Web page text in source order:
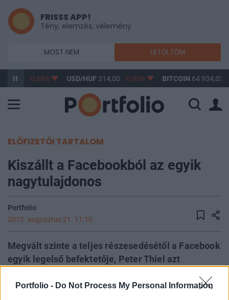
Portfolio - Do Not Process My Personal Information
FRISSS APP!
Tény, elemzés, vélemény
MOST NEM LETÖLTÖM
362,92 -0,68% USD/HUF314,00 -0,93% BITCOIN 64 934,03
ELŐFIZETŐI TARTALOM
Kiszállt a Facebookból az egyik
nagytulajdonos
Portfolio
2012. augusztus 21. 11:10
Megvált szinte a teljes részesedésétől a Facebook
egyik legelső befektetője, Peter Thiel azt
lehetőség a bennfentesek számára az elsődleges